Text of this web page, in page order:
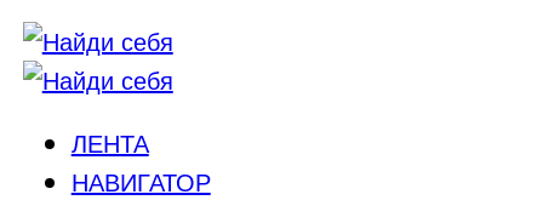
ЛЕНТА
НАВИГАТОР